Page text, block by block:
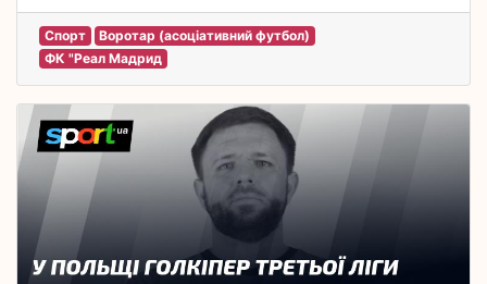
Спорт
Воротар (асоціативний футбол)
ФК "Реал Мадрид